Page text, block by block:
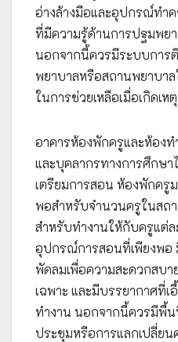
อ่างล้างมือและอุปกรณ์ทำ
ที่มีความรู้ด้านการปฐมพย
นอกจากนี้ควรมีระบบการ
พยาบาลหรือสถานพยาบาล
ในการช่วยเหลือเมื่อเกิดเ
อาคารห้องพักครูและห้อง
และบุคลากรทางการศึกษ
เตรียมการสอน ห้องพักครู
พอสำหรับจำนวนครูในสถ
สำหรับทำงานให้กับครูแต่ล
อุปกรณ์การสอนที่เพียงพอ
พัดลมเพื่อความสะดวกสบ
เฉพาะ และมีบรรยากาศที่
ทำงาน นอกจากนี้ควรมีพื้
ประชุมหรือการแลกเปลี่ยน